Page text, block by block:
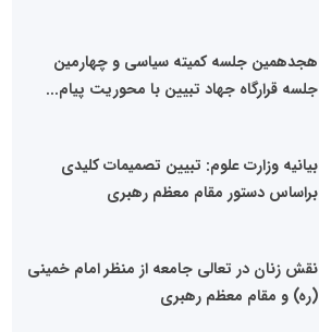
هجدهمین جلسه کمیته سیاسی و چهارمین
جلسه قرارگاه جهاد تبیین با محوریت پیام...
بیانیه وزارت علوم: تبیین تصمیمات کلیدی
براساس دستور مقام معظم رهبری
نقش زنان در تعالی جامعه از منظر امام خمینی
(ره) و مقام معظم رهبری